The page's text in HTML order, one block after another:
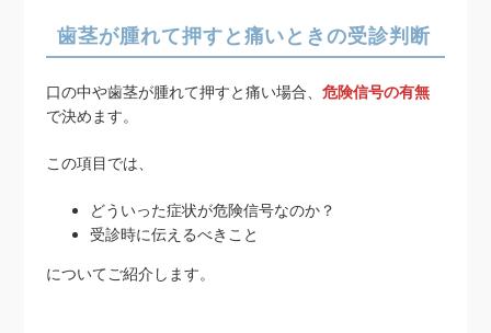
歯茎が腫れて押すと痛いときの受診判断
口の中や歯茎が腫れて押すと痛い場合、危険信号の有無
で決めます。
この項目では、
どういった症状が危険信号なのか？
受診時に伝えるべきこと
についてご紹介します。